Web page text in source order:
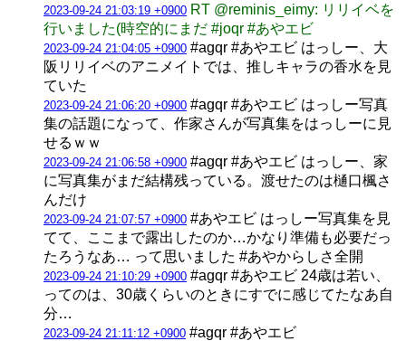
2023-09-24 21:03:19 +0900 RT @reminis_eimy: リリイベを
行いました(時空的にまだ #joqr #あやエビ
2023-09-24 21:04:05 +0900 #agqr #あやエビ はっしー、大
阪リリイベのアニメイトでは、推しキャラの香水を見
ていた
2023-09-24 21:06:20 +0900 #agqr #あやエビ はっしー写真
集の話題になって、作家さんが写真集をはっしーに見
せるｗｗ
2023-09-24 21:06:58 +0900 #agqr #あやエビ はっしー、家
に写真集がまだ結構残っている。渡せたのは樋口楓さ
んだけ
2023-09-24 21:07:57 +0900 #あやエビ はっしー写真集を見
てて、ここまで露出したのか…かなり準備も必要だっ
たろうなあ… って思いました #あやからしさ全開
2023-09-24 21:10:29 +0900 #agqr #あやエビ 24歳は若い、
ってのは、30歳くらいのときにすでに感じてたなあ自
分…
2023-09-24 21:11:12 +0900 #agqr #あやエビ